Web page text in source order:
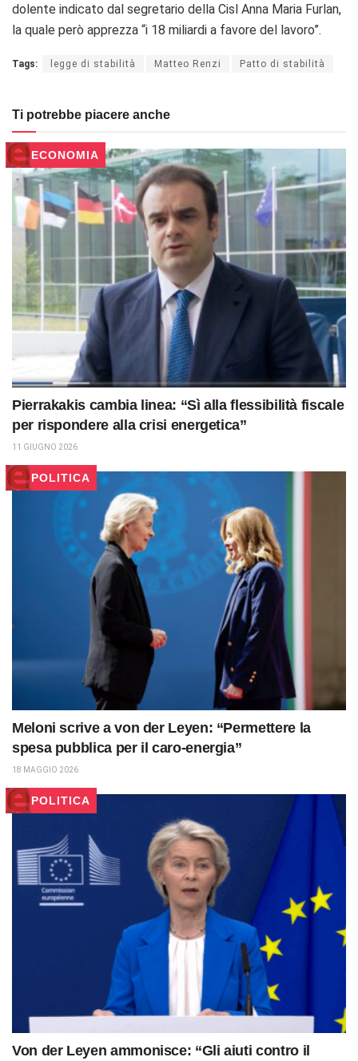
dolente indicato dal segretario della Cisl Anna Maria Furlan,
la quale però apprezza “i 18 miliardi a favore del lavoro”.
Tags: legge di stabilità Matteo Renzi Patto di stabilità
Ti potrebbe piacere anche
ECONOMIA
Pierrakakis cambia linea: “Sì alla flessibilità fiscale
per rispondere alla crisi energetica”
11 GIUGNO 2026
POLITICA
Meloni scrive a von der Leyen: “Permettere la
spesa pubblica per il caro-energia”
18 MAGGIO 2026
POLITICA
Von der Leyen ammonisce: “Gli aiuti contro il